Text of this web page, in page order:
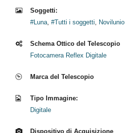
Soggetti:
#Luna, #Tutti i soggetti, Novilunio
Schema Ottico del Telescopio
Fotocamera Reflex Digitale
Marca del Telescopio
Tipo Immagine:
Digitale
Dispositivo di Acquisizione